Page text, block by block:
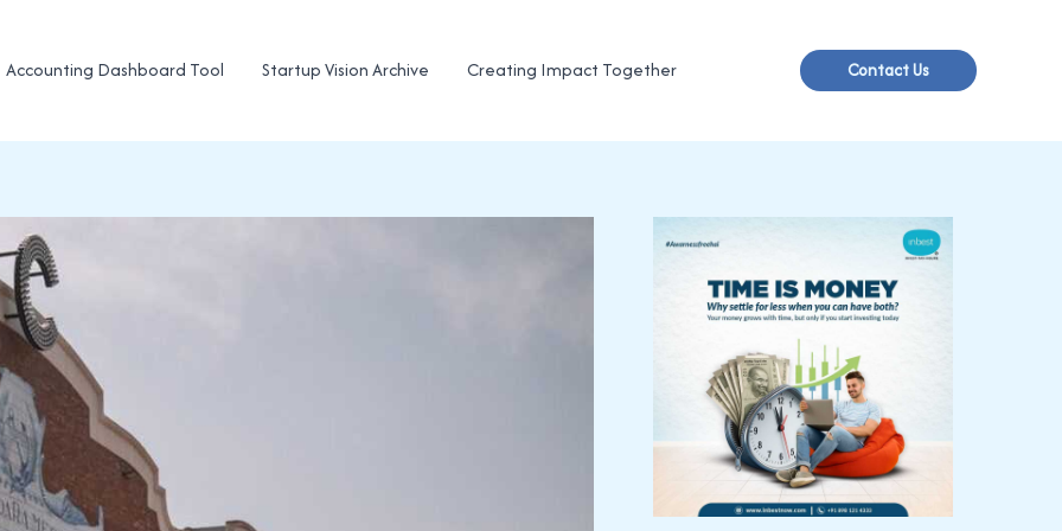
Accounting Dashboard Tool Startup Vision Archive Creating Impact Together Contact Us